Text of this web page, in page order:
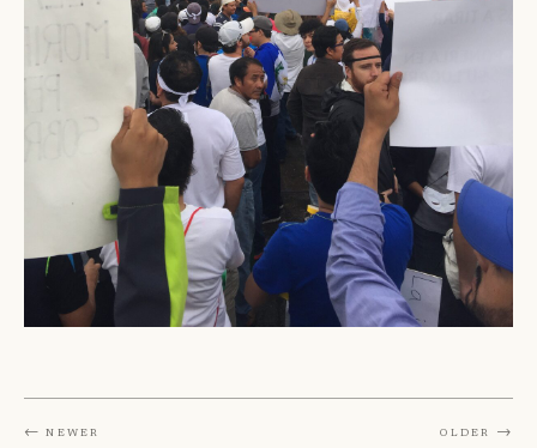
← Newer Older →